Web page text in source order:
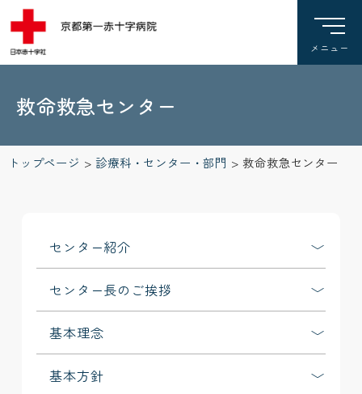
救命救急センター
トップページ >診療科・センター・部門 > 救命救急センター
センター紹介
センター長のご挨拶
基本理念
基本方針